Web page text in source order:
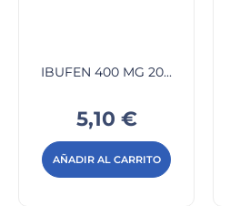
IBUFEN 400 MG 20...
Precio
5,10 €
AÑADIR AL CARRITO